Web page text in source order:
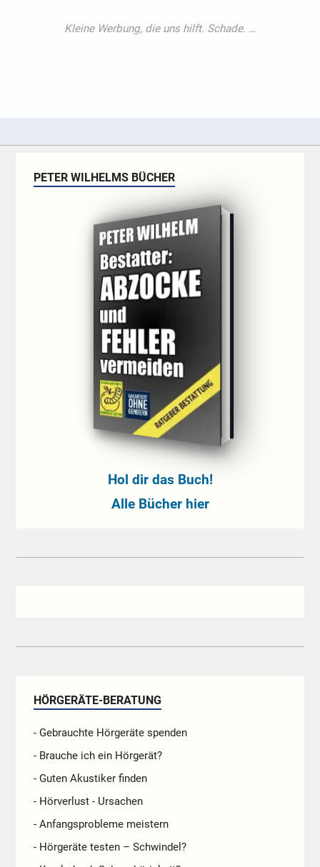
PETER WILHELMS BÜCHER
Hol dir das Buch!
Alle Bücher hier
HÖRGERÄTE-BERATUNG
- Gebrauchte Hörgeräte spenden
- Brauche ich ein Hörgerät?
- Guten Akustiker finden
- Hörverlust - Ursachen
- Anfangsprobleme meistern
- Hörgeräte testen – Schwindel?